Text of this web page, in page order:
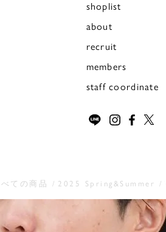
shoplist
about
recruit
members
staff coordinate
ての商品 2025 Spring&Summer